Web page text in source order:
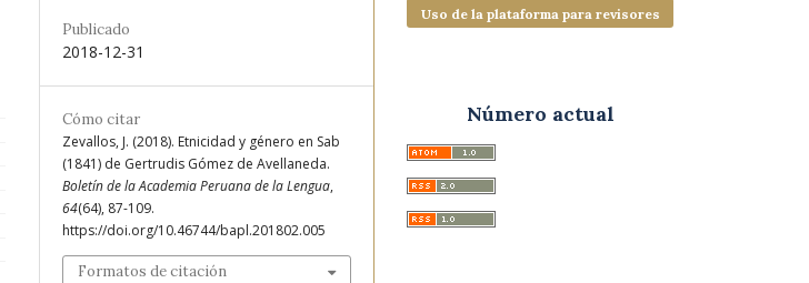
Publicado
2018-12-31
Cómo citar
Zevallos, J. (2018). Etnicidad y género en Sab
(1841) de Gertrudis Gómez de Avellaneda.
Boletín de la Academia Peruana de la Lengua,
64(64), 87-109.
https://doi.org/10.46744/bapl.201802.005
Formatos de citación
Uso de la plataforma para revisores
Número actual